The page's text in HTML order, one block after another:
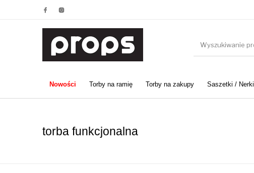
Nowości Torby na ramię Torby na zakupy Saszetki / Nerki
torba funkcjonalna